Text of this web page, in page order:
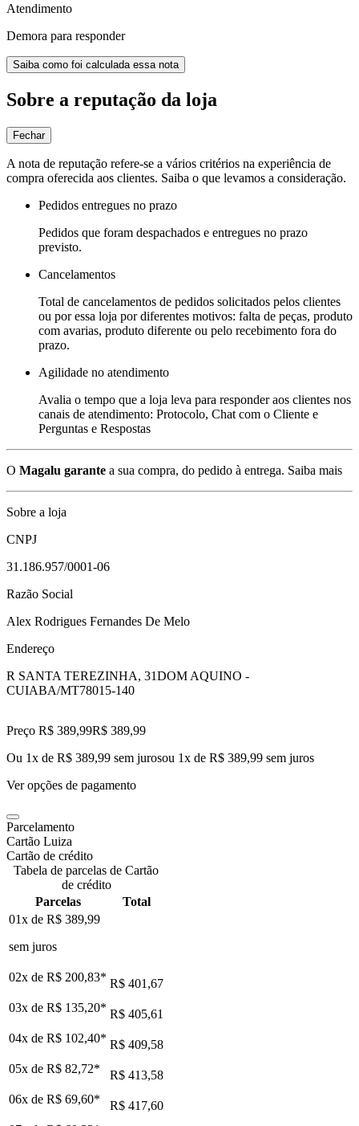
Atendimento
Demora para responder
Saiba como foi calculada essa nota
Sobre a reputação da loja
Fechar
A nota de reputação refere-se a vários critérios na experiência de
compra oferecida aos clientes. Saiba o que levamos a consideração.
Pedidos entregues no prazo
Pedidos que foram despachados e entregues no prazo
previsto.
Cancelamentos
Total de cancelamentos de pedidos solicitados pelos clientes
ou por essa loja por diferentes motivos: falta de peças, produto
com avarias, produto diferente ou pelo recebimento fora do
prazo.
Agilidade no atendimento
Avalia o tempo que a loja leva para responder aos clientes nos
canais de atendimento: Protocolo, Chat com o Cliente e
Perguntas e Respostas
O Magalu garante a sua compra, do pedido à entrega. Saiba mais
Sobre a loja
CNPJ
31.186.957/0001-06
Razão Social
Alex Rodrigues Fernandes De Melo
Endereço
R SANTA TEREZINHA, 31DOM AQUINO -
CUIABA/MT78015-140
Preço R$ 389,99R$ 389,99
Ou 1x de R$ 389,99 sem jurosou 1x de R$ 389,99 sem juros
Ver opções de pagamento
Parcelamento
Cartão Luiza
Cartão de crédito
Tabela de parcelas de Cartão
de crédito
Parcelas
Total
01x de R$ 389,99
sem juros
02x de R$ 200,83* R$ 401,67
03x de R$ 135,20* R$ 405,61
04x de R$ 102,40* R$ 409,58
05x de R$ 82,72*
R$ 413,58
06x de R$ 69,60*
R$ 417,60